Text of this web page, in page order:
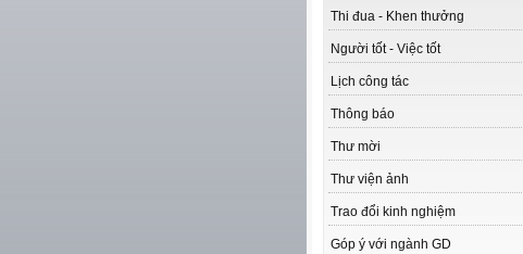
Thi đua - Khen thưởng
Người tốt - Việc tốt
Lịch công tác
Thông báo
Thư mời
Thư viện ảnh
Trao đổi kinh nghiệm
Góp ý với ngành GD